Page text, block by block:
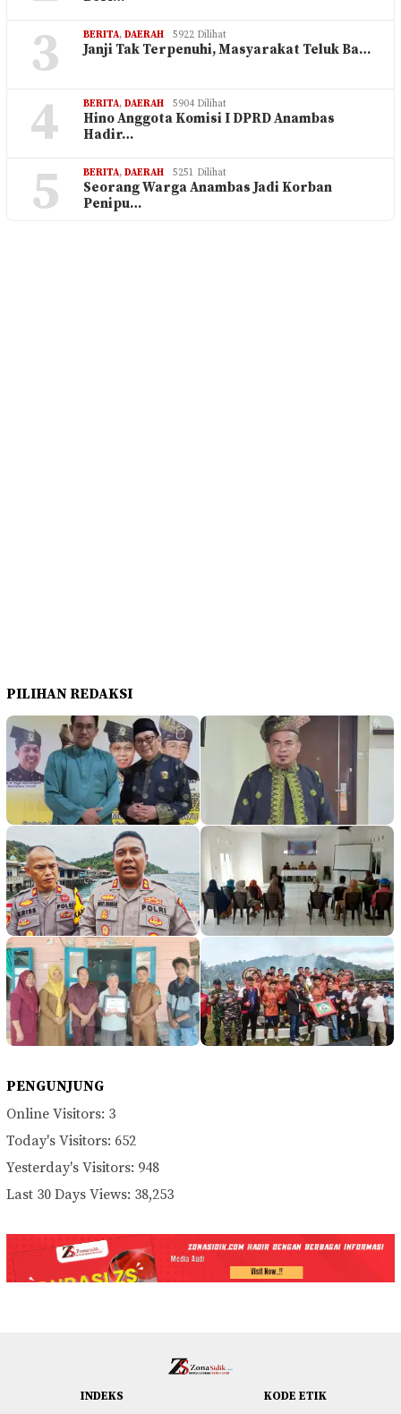
3 BERITA, DAERAH 5922 Dilihat
Janji Tak Terpenuhi, Masyarakat Teluk Ba…
4 BERITA, DAERAH 5904 Dilihat
Hino Anggota Komisi I DPRD Anambas
Hadir…
5 BERITA, DAERAH 5251 Dilihat
Seorang Warga Anambas Jadi Korban
Penipu…
PILIHAN REDAKSI
PENGUNJUNG
Online Visitors: 3
Today's Visitors: 652
Yesterday's Visitors: 948
Last 30 Days Views: 38,253
INDEKS KODE ETIK